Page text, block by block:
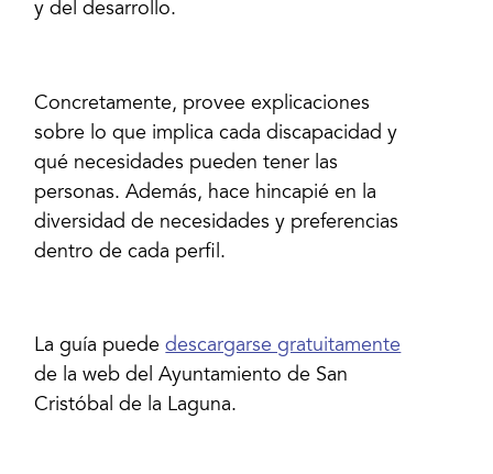
y del desarrollo.
Concretamente, provee explicaciones
sobre lo que implica cada discapacidad y
qué necesidades pueden tener las
personas. Además, hace hincapié en la
diversidad de necesidades y preferencias
dentro de cada perfil.
La guía puededescargarse gratuitamente
de la web del Ayuntamiento de San
Cristóbal de la Laguna.